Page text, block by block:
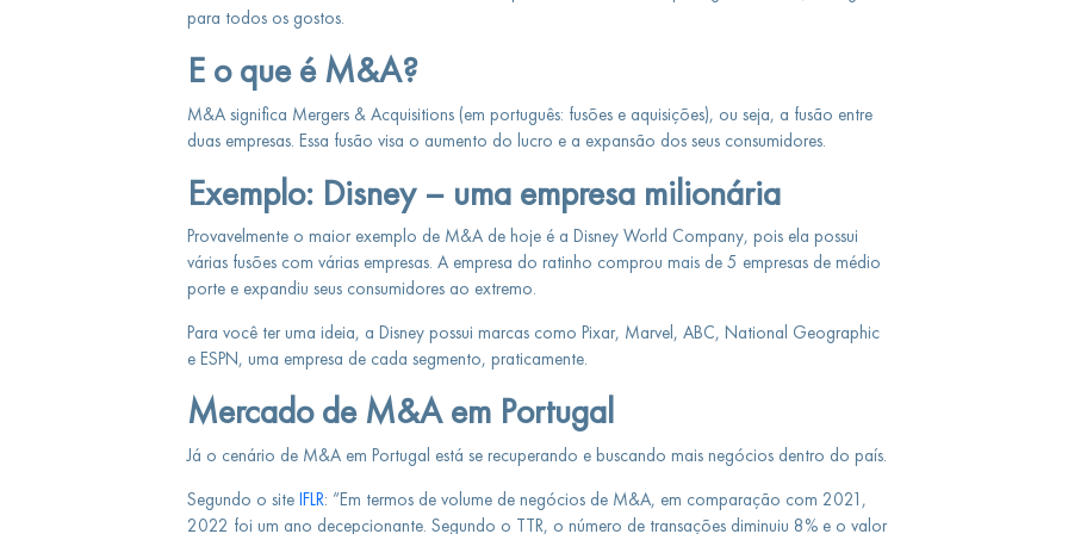
para todos os gostos.
E o que é M&A?
M&A significa Mergers & Acquisitions (em português: fusões e aquisições), ou seja, a fusão entre
duas empresas. Essa fusão visa o aumento do lucro e a expansão dos seus consumidores.
Exemplo: Disney – uma empresa milionária
Provavelmente o maior exemplo de M&A de hoje é a Disney World Company, pois ela possui
várias fusões com várias empresas. A empresa do ratinho comprou mais de 5 empresas de médio
porte e expandiu seus consumidores ao extremo.
Para você ter uma ideia, a Disney possui marcas como Pixar, Marvel, ABC, National Geographic
e ESPN, uma empresa de cada segmento, praticamente.
Mercado de M&A em Portugal
Já o cenário de M&A em Portugal está se recuperando e buscando mais negócios dentro do país.
Segundo o site IFLR: “Em termos de volume de negócios de M&A, em comparação com 2021,
2022 foi um ano decepcionante. Segundo o TTR, o número de transações diminuiu 8% e o valor